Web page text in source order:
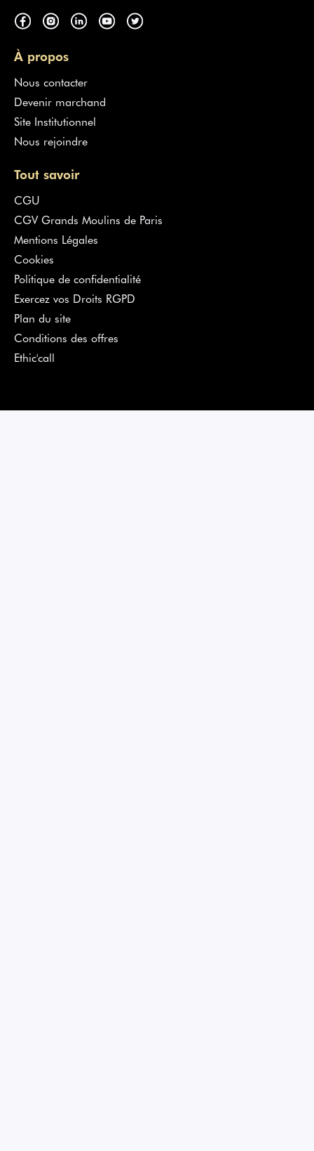
À propos
Nous contacter
Devenir marchand
Site Institutionnel
Nous rejoindre
Tout savoir
CGU
CGV Grands Moulins de Paris
Mentions Légales
Cookies
Politique de confidentialité
Exercez vos Droits RGPD
Plan du site
Conditions des offres
Ethic'call